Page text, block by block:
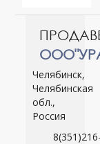
Челябинск,
Челябинская
обл.,
Россия
8(351)216-